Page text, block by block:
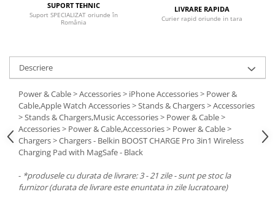
Memorii
Hard Disc-uri
Surse
Cooler
Servere & Componente
Componente Server
SUPORT TEHNIC
Suport SPECIALIZAT oriunde în
România
LIVRARE RAPIDA
Curier rapid oriunde in tara
Descriere
Power & Cable > Accessories > iPhone Accessories > Power &
Cable,Apple Watch Accessories > Stands & Chargers > Accessories
> Stands & Chargers,Music Accessories > Power & Cable >
Accessories > Power & Cable,Accessories > Power & Cable >
Chargers > Chargers - Belkin BOOST CHARGE Pro 3in1 Wireless
Charging Pad with MagSafe - Black
- *produsele cu durata de livrare: 3 - 21 zile - sunt pe stoc la
furnizor (durata de livrare este enuntata in zile lucratoare)